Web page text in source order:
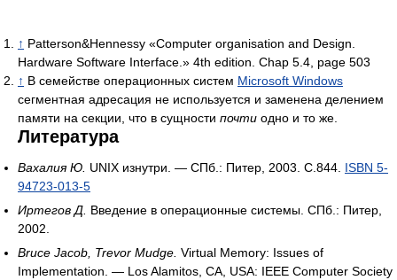
↑ Patterson&Hennessy «Computer organisation and Design.
Hardware Software Interface.» 4th edition. Chap 5.4, page 503
↑ В семействе операционных систем Microsoft Windows
сегментная адресация не используется и заменена делением
памяти на секции, что в сущности почти одно и то же.
Литература
Вахалия Ю. UNIX изнутри. — СПб.: Питер, 2003. С.844. ISBN 5-
94723-013-5
Иртегов Д. Введение в операционные системы. СПб.: Питер,
2002.
Bruce Jacob, Trevor Mudge. Virtual Memory: Issues of
Implementation. — Los Alamitos, CA, USA: IEEE Computer Society